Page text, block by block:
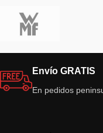
Envío GRATIS
En pedidos